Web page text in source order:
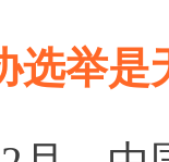
选举是